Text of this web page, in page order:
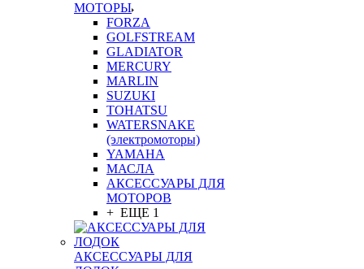
МОТОРЫ
FORZA
GOLFSTREAM
GLADIATOR
MERCURY
MARLIN
SUZUKI
TOHATSU
WATERSNAKE
(электромоторы)
YAMAHA
МАСЛА
АКСЕССУАРЫ ДЛЯ
МОТОРОВ
+ ЕЩЕ 1
АКСЕССУАРЫ ДЛЯ